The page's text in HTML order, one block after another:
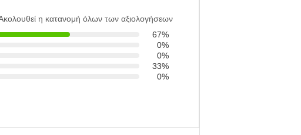
η κατανομή όλων των αξιολογήσεων
67%
0%
0%
33%
0%